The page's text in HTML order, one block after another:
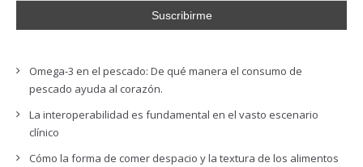
Omega-3 en el pescado: De qué manera el consumo de
pescado ayuda al corazón.
La interoperabilidad es fundamental en el vasto escenario
clínico
Cómo la forma de comer despacio y la textura de los alimentos